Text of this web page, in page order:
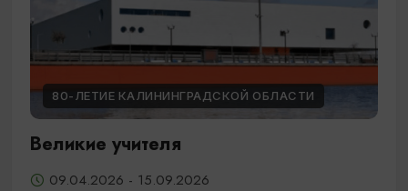
80-ЛЕТИЕ КАЛИНИНГРАДСКОЙ ОБЛАСТИ
Великие учителя
09.04.2026 - 15.09.2026